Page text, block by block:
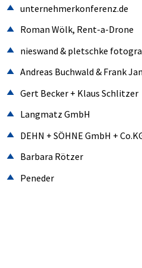
unternehmerkonferenz.de
Roman Wölk, Rent-a-Drone
nieswand & pletschke
Andreas Buchwald & Frank
Gert Becker + Klaus Schlitzer
Langmatz GmbH
DEHN + SÖHNE GmbH +
Barbara Rötzer
Peneder